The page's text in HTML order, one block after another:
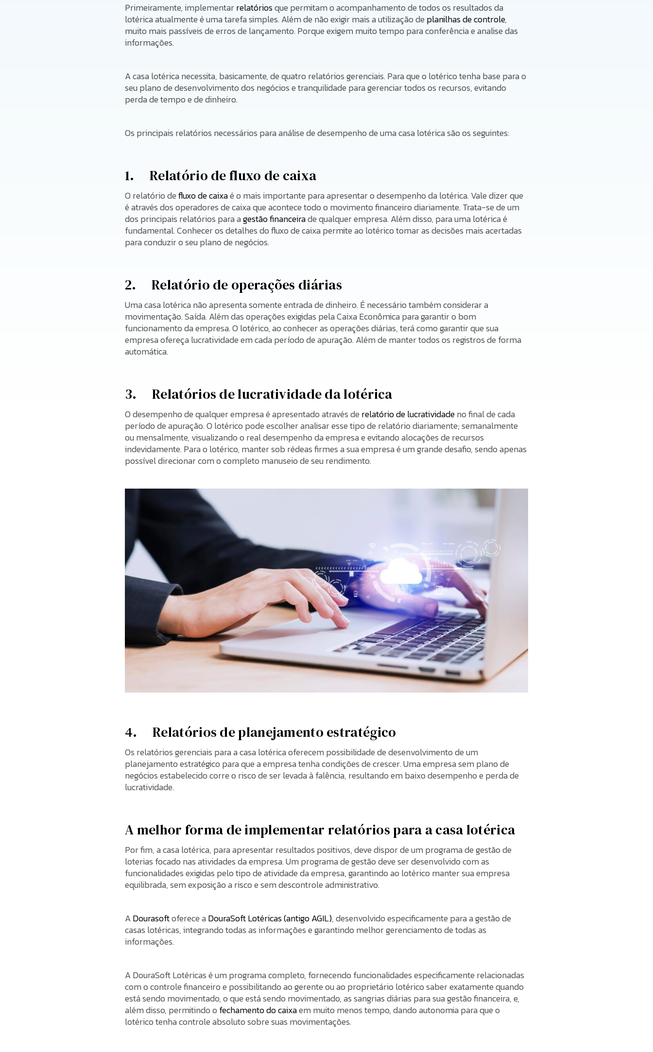
Primeiramente, implementarrelatóriosque permitam o acompanhamento de todos os resultados da
lotérica atualmente é uma tarefa simples. Além de não exigir mais a utilização deplanilhas de controle,
muito mais passíveis de erros de lançamento. Porque exigem muito tempo para conferência e analise das
informações.
A casa lotérica necessita, basicamente, de quatro relatórios gerenciais. Para que o lotérico tenha base para o
seu plano de desenvolvimento dos negócios e tranquilidade para gerenciar todos os recursos, evitando
perda de tempo e de dinheiro.
Os principais relatórios necessários para análise de desempenho de uma casa lotérica são os seguintes:
1. Relatório de fluxo de caixa
O relatório defluxo de caixaé o mais importante para apresentar o desempenho da lotérica. Vale dizer que
é através dos operadores de caixa que acontece todo o movimento financeiro diariamente. Trata-se de um
dos principais relatórios para agestão financeirade qualquer empresa. Além disso, para uma lotérica é
fundamental. Conhecer os detalhes do fluxo de caixa permite ao lotérico tomar as decisões mais acertadas
para conduzir o seu plano de negócios.
2. Relatório de operações diárias
Uma casa lotérica não apresenta somente entrada de dinheiro. É necessário também considerar a
movimentação. Saída. Além das operações exigidas pela Caixa Econômica para garantir o bom
funcionamento da empresa. O lotérico, ao conhecer as operações diárias, terá como garantir que sua
empresa ofereça lucratividade em cada período de apuração. Além de manter todos os registros de forma
automática.
3. Relatórios de lucratividade da lotérica
O desempenho de qualquer empresa é apresentado através derelatório de lucratividadeno final de cada
período de apuração. O lotérico pode escolher analisar esse tipo de relatório diariamente; semanalmente
ou mensalmente, visualizando o real desempenho da empresa e evitando alocações de recursos
indevidamente. Para o lotérico, manter sob rédeas firmes a sua empresa é um grande desafio, sendo apenas
possível direcionar com o completo manuseio de seu rendimento.
4. Relatórios de planejamento estratégico
Os relatórios gerenciais para a casa lotérica oferecem possibilidade de desenvolvimento de um
planejamento estratégico para que a empresa tenha condições de crescer. Uma empresa sem plano de
negócios estabelecido corre o risco de ser levada à falência, resultando em baixo desempenho e perda de
lucratividade.
A melhor forma de implementar relatórios para a casa lotérica
Por fim, a casa lotérica, para apresentar resultados positivos, deve dispor de um programa de gestão de
loterias focado nas atividades da empresa. Um programa de gestão deve ser desenvolvido com as
funcionalidades exigidas pelo tipo de atividade da empresa, garantindo ao lotérico manter sua empresa
equilibrada, sem exposição a risco e sem descontrole administrativo.
ADourasoftoferece aDouraSoft Lotéricas (antigo AGIL), desenvolvido especificamente para a gestão de
casas lotéricas, integrando todas as informações e garantindo melhor gerenciamento de todas as
informações.
A DouraSoft Lotéricas é um programa completo, fornecendo funcionalidades especificamente relacionadas
com o controle financeiro e possibilitando ao gerente ou ao proprietário lotérico saber exatamente quando
está sendo movimentado, o que está sendo movimentado, as sangrias diárias para sua gestão financeira, e,
além disso, permitindo o fechamento do caixaem muito menos tempo, dando autonomia para que o
lotérico tenha controle absoluto sobre suas movimentações.